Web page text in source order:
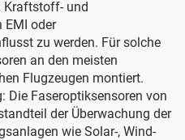
Kraftstoff- und
EMI oder
zu werden. Für solche
an den meisten
Flugzeugen montiert.
Die Faseroptiksensoren von
der Überwachung der
wie Solar-, Wind-